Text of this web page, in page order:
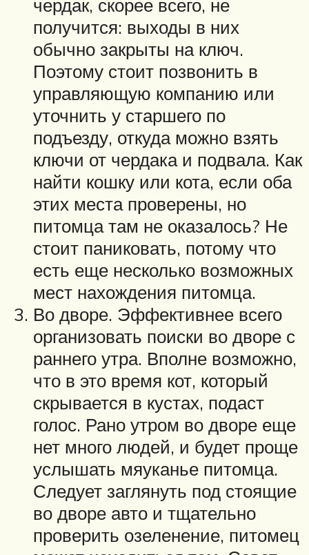
чердак, скорее всего, не
получится: выходы в них
обычно закрыты на ключ.
Поэтому стоит позвонить в
управляющую компанию или
уточнить у старшего по
подъезду, откуда можно взять
ключи от чердака и подвала. Как
найти кошку или кота, если оба
этих места проверены, но
питомца там не оказалось? Не
стоит паниковать, потому что
есть еще несколько возможных
мест нахождения питомца.
Во дворе. Эффективнее всего
организовать поиски во дворе с
раннего утра. Вполне возможно,
что в это время кот, который
скрывается в кустах, подаст
голос. Рано утром во дворе еще
нет много людей, и будет проще
услышать мяуканье питомца.
Следует заглянуть под стоящие
во дворе авто и тщательно
проверить озеленение, питомец